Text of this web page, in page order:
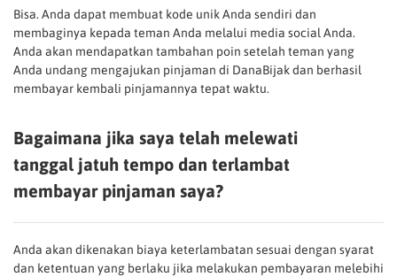
Bisa. Anda dapat membuat kode unik Anda sendiri dan
membaginya kepada teman Anda melalui media social Anda.
Anda akan mendapatkan tambahan poin setelah teman yang
Anda undang mengajukan pinjaman di DanaBijak dan berhasil
membayar kembali pinjamannya tepat waktu.
Bagaimana jika saya telah melewati
tanggal jatuh tempo dan terlambat
membayar pinjaman saya?
Anda akan dikenakan biaya keterlambatan sesuai dengan syarat
dan ketentuan yang berlaku jika melakukan pembayaran melebihi